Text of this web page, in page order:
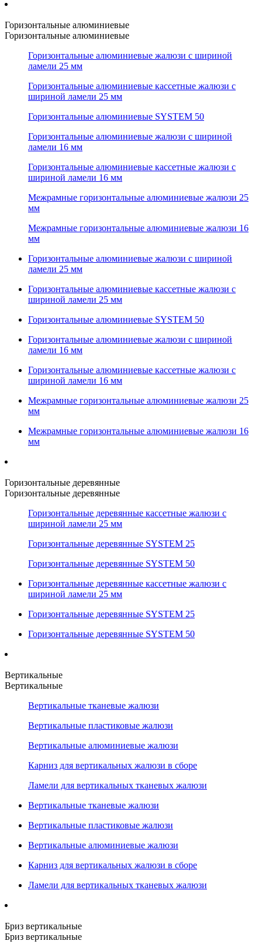
Горизонтальные алюминиевые
Горизонтальные алюминиевые
Горизонтальные алюминиевые жалюзи с шириной
ламели 25 мм
Горизонтальные алюминиевые кассетные жалюзи с
шириной ламели 25 мм
Горизонтальные алюминиевые SYSTEM 50
Горизонтальные алюминиевые жалюзи с шириной
ламели 16 мм
Горизонтальные алюминиевые кассетные жалюзи с
шириной ламели 16 мм
Межрамные горизонтальные алюминиевые жалюзи 25
мм
Межрамные горизонтальные алюминиевые жалюзи 16
мм
Горизонтальные алюминиевые жалюзи с шириной
ламели 25 мм
Горизонтальные алюминиевые кассетные жалюзи с
шириной ламели 25 мм
Горизонтальные алюминиевые SYSTEM 50
Горизонтальные алюминиевые жалюзи с шириной
ламели 16 мм
Горизонтальные алюминиевые кассетные жалюзи с
шириной ламели 16 мм
Межрамные горизонтальные алюминиевые жалюзи 25
мм
Межрамные горизонтальные алюминиевые жалюзи 16
мм
Горизонтальные деревянные
Горизонтальные деревянные
Горизонтальные деревянные кассетные жалюзи с
шириной ламели 25 мм
Горизонтальные деревянные SYSTEM 25
Горизонтальные деревянные SYSTEM 50
Горизонтальные деревянные кассетные жалюзи с
шириной ламели 25 мм
Горизонтальные деревянные SYSTEM 25
Горизонтальные деревянные SYSTEM 50
Вертикальные
Вертикальные
Вертикальные тканевые жалюзи
Вертикальные пластиковые жалюзи
Вертикальные алюминиевые жалюзи
Карниз для вертикальных жалюзи в сборе
Ламели для вертикальных тканевых жалюзи
Вертикальные тканевые жалюзи
Вертикальные пластиковые жалюзи
Вертикальные алюминиевые жалюзи
Карниз для вертикальных жалюзи в сборе
Ламели для вертикальных тканевых жалюзи
Бриз вертикальные
Бриз вертикальные